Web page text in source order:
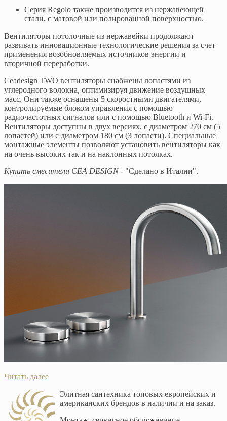
Серия Regolo также производится из нержавеющей
стали, с матовой или полированной поверхностью.
Вентиляторы потолочные из нержавейки продолжают
развивать инновационные технологические решения за счет
применения возобновляемых источников энергии и
вторичной переработки.
Ceadesign TWO вентиляторы снабжены лопастями из
углеродного волокна, оптимизируя движение воздушных
масс. Они также оснащены 5 скоростными двигателями,
контролируемые блоком управления с помощью
радиочастотных сигналов или с помощью Bluetooth и Wi-Fi.
Вентиляторы доступны в двух версиях, с диаметром 270 см (5
лопастей) или с диаметром 180 см (3 лопасти). Специальные
монтажные элементы позволяют установить вентиляторы как
на очень высоких так и на наклонных потолках.
Купить смесители CEA DESIGN- "Сделано в Италии".
Читать далее
Элитная сантехника топовых европейских и
американских брендов в наличии и на заказ.